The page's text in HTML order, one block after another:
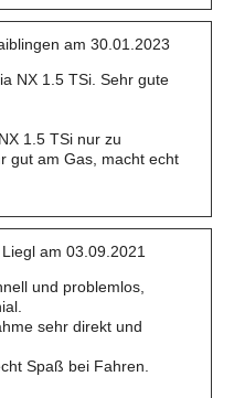
am 30.01.2023
NX 1.5 TSi. Sehr gute
1.5 TSi nur zu
gut am Gas, macht echt
am 03.09.2021
und problemlos,
sehr direkt und
Spaß bei Fahren.